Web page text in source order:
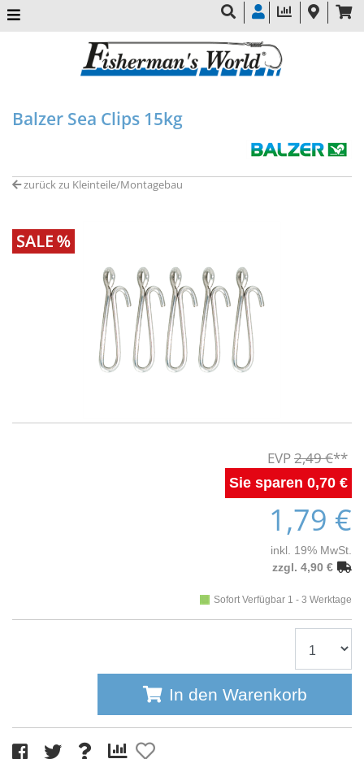
Balzer Sea Clips 15kg
zurück zu Kleinteile/Montagebau
2,49 €
0,70 €
1,79 €
inkl. 19% MwSt.
zzgl. 4,90 €
Sofort Verfügbar 1 - 3 Werktage
In den Warenkorb